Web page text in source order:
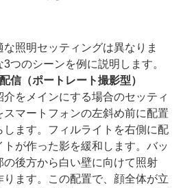
照明セッティングは異なりま
つのシーンを例に説明します。
信（ポートレート撮影型）
をメインにする場合のセッティ
マートフォンの左斜め前に配置
します。フィルライトを右側に配
が作った影を緩和します。バッ
の後方から白い壁に向けて照射
ります。この配置で、顔全体が立